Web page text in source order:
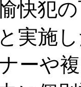
快犯
実施
ーや